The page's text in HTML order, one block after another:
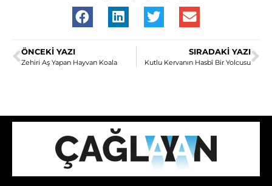
ÖNCEKI YAZI
Zehiri Aş Yapan Hayvan Koala
SIRADAKI YAZI
Kutlu Kervanın Hasbî Bir Yolcusu